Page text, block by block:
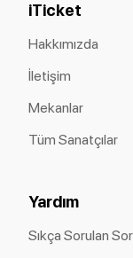
iTicket
Hakkımızda
İletişim
Mekanlar
Tüm Sanatçılar
Yardım
Sıkça Sorulan